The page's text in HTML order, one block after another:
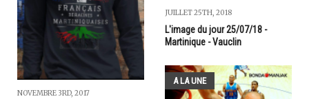
NOVEMBRE 3RD, 2017
JUILLET 25TH, 2018
L'image du jour 25/07/18 -
Martinique - Vauclin
A LA UNE